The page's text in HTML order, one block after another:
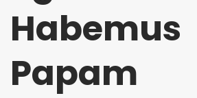
Habemus
Papam